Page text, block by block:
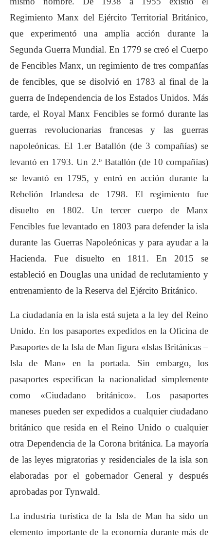
Regimiento Manx del Ejército Territorial Británico,
que experimentó una amplia acción durante la
Segunda Guerra Mundial. En 1779 se creó el Cuerpo
de Fencibles Manx, un regimiento de tres compañías
de fencibles, que se disolvió en 1783 al final de la
guerra de Independencia de los Estados Unidos. Más
tarde, el Royal Manx Fencibles se formó durante las
guerras revolucionarias francesas y las guerras
napoleónicas. El 1.er Batallón (de 3 compañías) se
levantó en 1793. Un 2.º Batallón (de 10 compañías)
se levantó en 1795,​ y entró en acción durante la
Rebelión Irlandesa de 1798. El regimiento fue
disuelto en 1802. Un tercer cuerpo de Manx
Fencibles fue levantado en 1803 para defender la isla
durante las Guerras Napoleónicas y para ayudar a la
Hacienda. Fue disuelto en 1811. En 2015 se
estableció en Douglas una unidad de reclutamiento y
entrenamiento de la Reserva del Ejército Británico.
La ciudadanía en la isla está sujeta a la ley del Reino
Unido. En los pasaportes expedidos en la Oficina de
Pasaportes de la Isla de Man figura «Islas Británicas –
Isla de Man» en la portada. Sin embargo, los
pasaportes especifican la nacionalidad simplemente
como «Ciudadano británico». Los pasaportes
maneses pueden ser expedidos a cualquier ciudadano
británico que resida en el Reino Unido o cualquier
otra Dependencia de la Corona británica. La mayoría
de las leyes migratorias y residenciales de la isla son
elaboradas por el gobernador General y después
aprobadas por Tynwald.
La industria turística de la Isla de Man ha sido un
elemento importante de la economía durante más de